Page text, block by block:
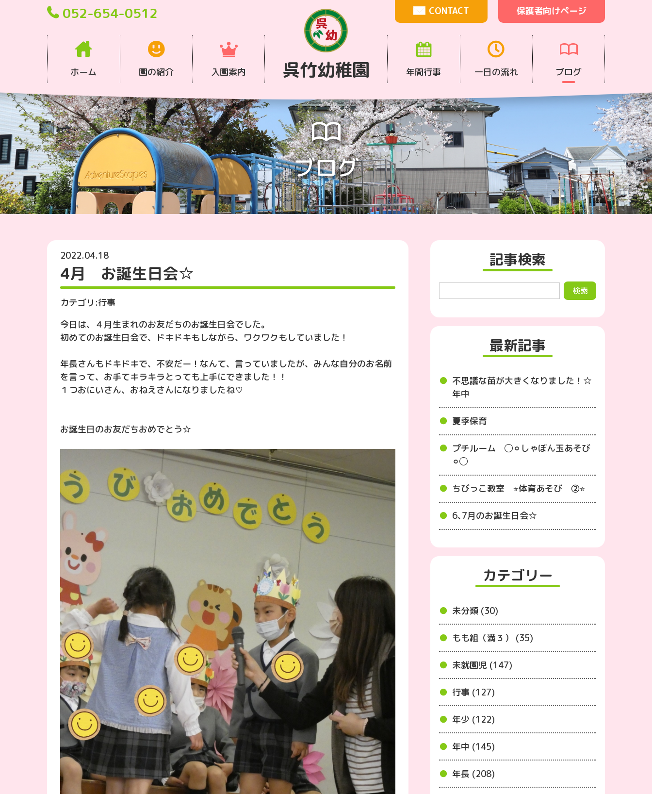
052-654-0512 CONTACT 保護者向けページ
呉竹幼稚園
ホーム 園の紹介 入園案内 年間行事 一日の流れ ブログ
ブログ
2022.04.18
4月 お誕生日会☆
カテゴリ:行事
今日は、４月生まれのお友だちのお誕生日会でした。
初めてのお誕生日会で、ドキドキもしながら、ワクワクもしていました！
年長さんもドキドキで、不安だー！なんて、言っていましたが、みんな自分のお名前
を言って、お手てキラキラとっても上手にできました！！
１つおにいさん、おねえさんになりましたね♡
お誕生日のお友だちおめでとう☆
記事検索
最新記事
不思議な苗が大きくなりました！☆
年中
夏季保育
プチルーム ◯⚪︎しゃぼん玉あそび
⚪︎◯
ちびっこ教室 ⭐︎体育あそび ②⭐︎
6､7月のお誕生日会☆
カテゴリー
未分類 (30)
もも組（満３） (35)
未就園児 (147)
行事 (127)
年少 (122)
年中 (145)
年長 (208)